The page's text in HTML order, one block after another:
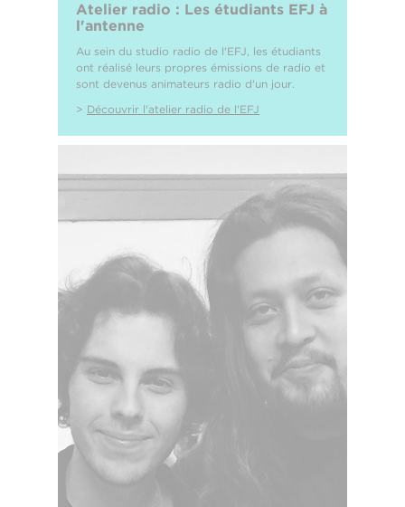
Atelier radio : Les étudiants EFJ à
l'antenne
Au sein du studio radio de l'EFJ, les étudiants
ont réalisé leurs propres émissions de radio et
sont devenus animateurs radio d'un jour.
> Découvrir l'atelier radio de l'EFJ